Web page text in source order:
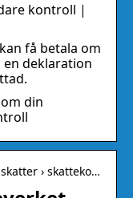
kontroll |
få betala om
deklaration
din
› skatteko…